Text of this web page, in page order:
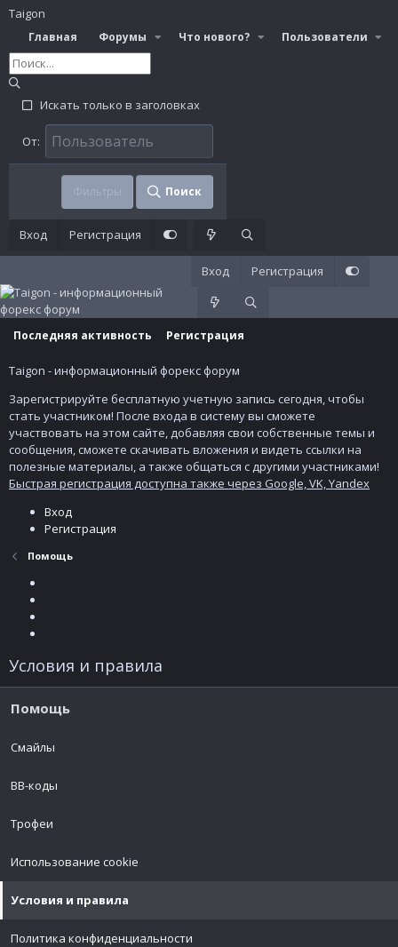
Taigon
Главная Форумы Что нового? Пользователи
Искать только в заголовках
От:
Фильтры Поиск
Вход Регистрация
Вход Регистрация
Последняя активность Регистрация
Taigon - информационный форекс форум
Зарегистрируйте бесплатную учетную запись сегодня, чтобы
стать участником! После входа в систему вы сможете
участвовать на этом сайте, добавляя свои собственные темы и
сообщения, сможете скачивать вложения и видеть ссылки на
полезные материалы, а также общаться с другими участниками!
Быстрая регистрация доступна также через Google, VK, Yandex
Вход
Регистрация
Помощь
Условия и правила
Помощь
Смайлы
BB-коды
Трофеи
Использование cookie
Условия и правила
Политика конфиденциальности